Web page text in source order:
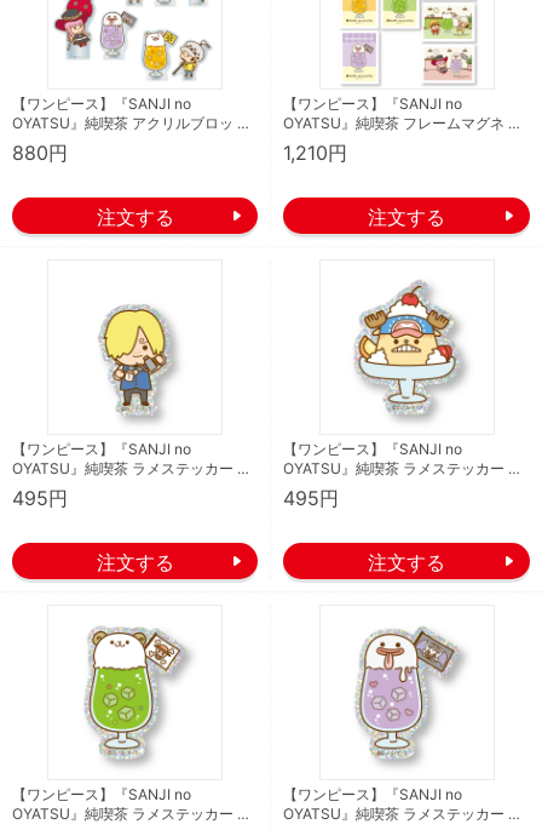
【ワンピース】『SANJI no
OYATSU』純喫茶 アクリルブロッ …
880円
【ワンピース】『SANJI no
OYATSU』純喫茶 フレームマグネ …
1,210円
【ワンピース】『SANJI no
OYATSU』純喫茶 ラメステッカー …
495円
【ワンピース】『SANJI no
OYATSU』純喫茶 ラメステッカー …
495円
【ワンピース】『SANJI no
OYATSU』純喫茶 ラメステッカー …
【ワンピース】『SANJI no
OYATSU』純喫茶 ラメステッカー …